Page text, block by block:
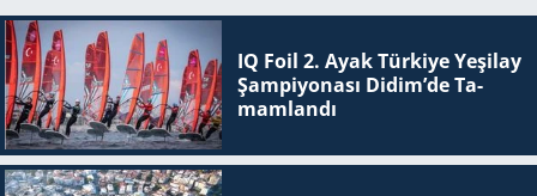
IQ Foil 2. Ayak Tür­ki­ye Ye­şi­lay
Şam­pi­yo­na­sı Didim’de Ta­
mam­lan­dı